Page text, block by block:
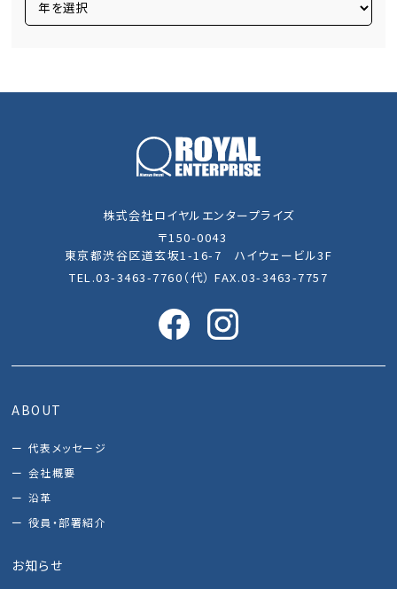
株式会社ロイヤルエンタープライズ
〒150-0043
東京都渋谷区道玄坂1-16-7 ハイウェービル3F
TEL.03-3463-7760（代） FAX.03-3463-7757
ABOUT
代表メッセージ
会社概要
沿革
役員・部署紹介
お知らせ